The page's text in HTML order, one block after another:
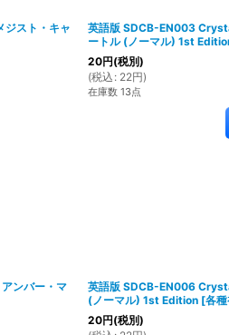
スト・キャ
英語版 SDCB-EN003
ートル (ノーマル) 1st
20円(税別)
(税込 : 22円)
在庫数 13点
ンバー・マ
英語版 SDCB-EN006
(ノーマル) 1st Edition [各
20円(税別)